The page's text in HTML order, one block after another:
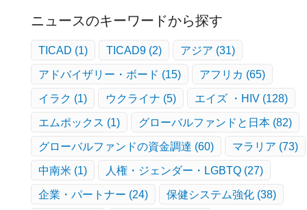
ニュースのキーワードから探す
TICAD (1) TICAD9(2) アジア (31)
アドバイザリー・ボード (15) アフリカ (65)
イラク (1) ウクライナ (5) エイズ ・HIV(128)
エムポックス (1) グローバルファンドと日本(82)
グローバルファンドの資金調達 (60) マラリア (73)
中南米(1) 人権・ジェンダー・LGBTQ(27)
企業・パートナー (24) 保健システム強化(38)